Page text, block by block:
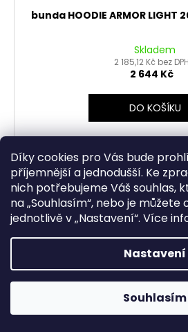
Díky cookies pro Vás bude
příjemnější a jednodušší. Ke
nich potřebujeme Váš souhlas,
na „Souhlasím“, nebo je můžete
jednotlivě v „Nastavení“. Více
Nastavení
Souhlasím
bunda HOODIE ARMOR LIGHT
Skladem
2 185,12 Kč bez DPH
2 644 Kč
DO KOŠÍKU
kapuce Reflexní prvky